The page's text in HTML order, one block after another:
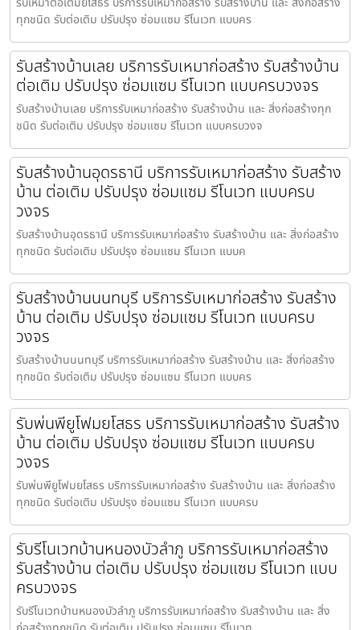
ทุกชนิด รับต่อเติม ปรับปรุง ซ่อมแซม รีโนเวท แบบคร
รับสร้างบ้านเลย บริการรับเหมาก่อสร้าง รับสร้างบ้าน
ต่อเติม ปรับปรุง ซ่อมแซม รีโนเวท แบบครบวงจร
รับสร้างบ้านเลย บริการรับเหมาก่อสร้าง รับสร้างบ้าน และ สิ่งก่อสร้างทุก
ชนิด รับต่อเติม ปรับปรุง ซ่อมแซม รีโนเวท แบบครบวงจ
รับสร้างบ้านอุดรธานี บริการรับเหมาก่อสร้าง รับสร้าง
บ้าน ต่อเติม ปรับปรุง ซ่อมแซม รีโนเวท แบบครบ
วงจร
รับสร้างบ้านอุดรธานี บริการรับเหมาก่อสร้าง รับสร้างบ้าน และ สิ่งก่อสร้าง
ทุกชนิด รับต่อเติม ปรับปรุง ซ่อมแซม รีโนเวท แบบค
รับสร้างบ้านนนทบุรี บริการรับเหมาก่อสร้าง รับสร้าง
บ้าน ต่อเติม ปรับปรุง ซ่อมแซม รีโนเวท แบบครบ
วงจร
รับสร้างบ้านนนทบุรี บริการรับเหมาก่อสร้าง รับสร้างบ้าน และ สิ่งก่อสร้าง
ทุกชนิด รับต่อเติม ปรับปรุง ซ่อมแซม รีโนเวท แบบคร
รับพ่นพียูโฟมยโสธร บริการรับเหมาก่อสร้าง รับสร้าง
บ้าน ต่อเติม ปรับปรุง ซ่อมแซม รีโนเวท แบบครบ
วงจร
รับพ่นพียูโฟมยโสธร บริการรับเหมาก่อสร้าง รับสร้างบ้าน และ สิ่งก่อสร้าง
ทุกชนิด รับต่อเติม ปรับปรุง ซ่อมแซม รีโนเวท แบบครบ
รับรีโนเวทบ้านหนองบัวลำภู บริการรับเหมาก่อสร้าง
รับสร้างบ้าน ต่อเติม ปรับปรุง ซ่อมแซม รีโนเวท แบบ
ครบวงจร
รับรีโนเวทบ้านหนองบัวลำภู บริการรับเหมาก่อสร้าง รับสร้างบ้าน และ สิ่ง